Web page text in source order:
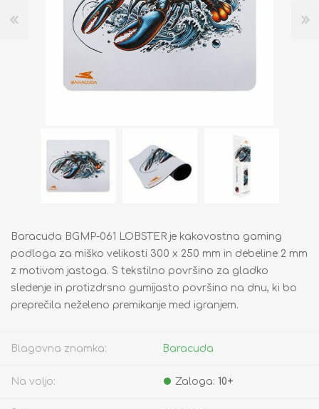
Baracuda BGMP-061 LOBSTER je kakovostna gaming
podloga za miško velikosti 300 x 250 mm in debeline 2 mm
z motivom jastoga. S tekstilno površino za gladko
sledenje in protizdrsno gumijasto površino na dnu, ki bo
preprečila neželeno premikanje med igranjem.
Blagovna znamka: Baracuda
Na voljo: Zaloga: 10+